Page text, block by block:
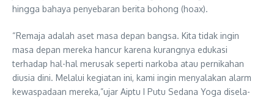
hingga bahaya penyebaran berita bohong (hoax).
“Remaja adalah aset masa depan bangsa. Kita tidak ingin
masa depan mereka hancur karena kurangnya edukasi
terhadap hal-hal merusak seperti narkoba atau pernikahan
diusia dini. Melalui kegiatan ini, kami ingin menyalakan alarm
kewaspadaan mereka,”ujar Aiptu I Putu Sedana Yoga disela-